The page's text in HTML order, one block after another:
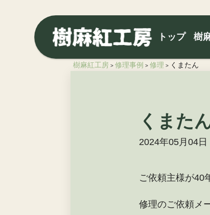
トップ 樹
樹麻紅工房 > 修理事例 > 修理 > くまたん
くまた
2024年05月04日
ご依頼主様が40
修理のご依頼メ